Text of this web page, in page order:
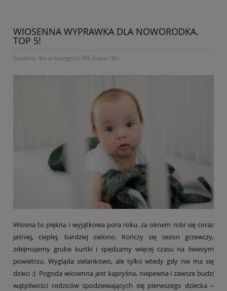
WIOSENNA WYPRAWKA DLA NOWORODKA.
TOP 5!
Dodano: %s w kategorii: %S Autor: %s
Wiosna to piękna i wyjątkowa pora roku, za oknem robi się coraz
jaśniej, cieplej, bardziej zielono. Kończy się sezon grzewczy,
zdejmujemy grube kurtki i spędzamy więcej czasu na świeżym
powietrzu. Wygląda sielankowo, ale tylko wtedy gdy nie ma się
dzieci :) Pogoda wiosenna jest kapryśna, niepewna i zawsze budzi
wątpliwości rodziców spodziewających się pierwszego dziecka –